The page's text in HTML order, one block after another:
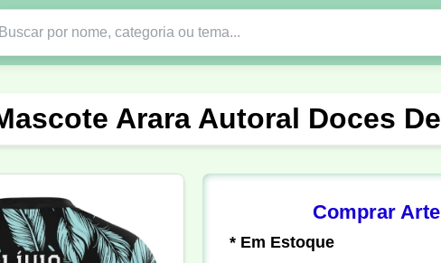
Católica Vôlei
Arara Autoral Doces
Comprar
* Em Estoque